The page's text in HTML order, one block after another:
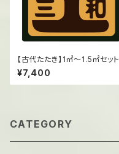
【古代たたき】1㎡～1.5㎡セット
¥7,400
CATEGORY